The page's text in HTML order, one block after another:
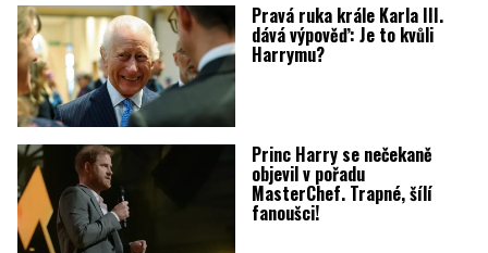
Pravá ruka krále Karla III.
dává výpověď: Je to kvůli
Harrymu?
Princ Harry se nečekaně
objevil v pořadu
MasterChef. Trapné, šílí
fanoušci!